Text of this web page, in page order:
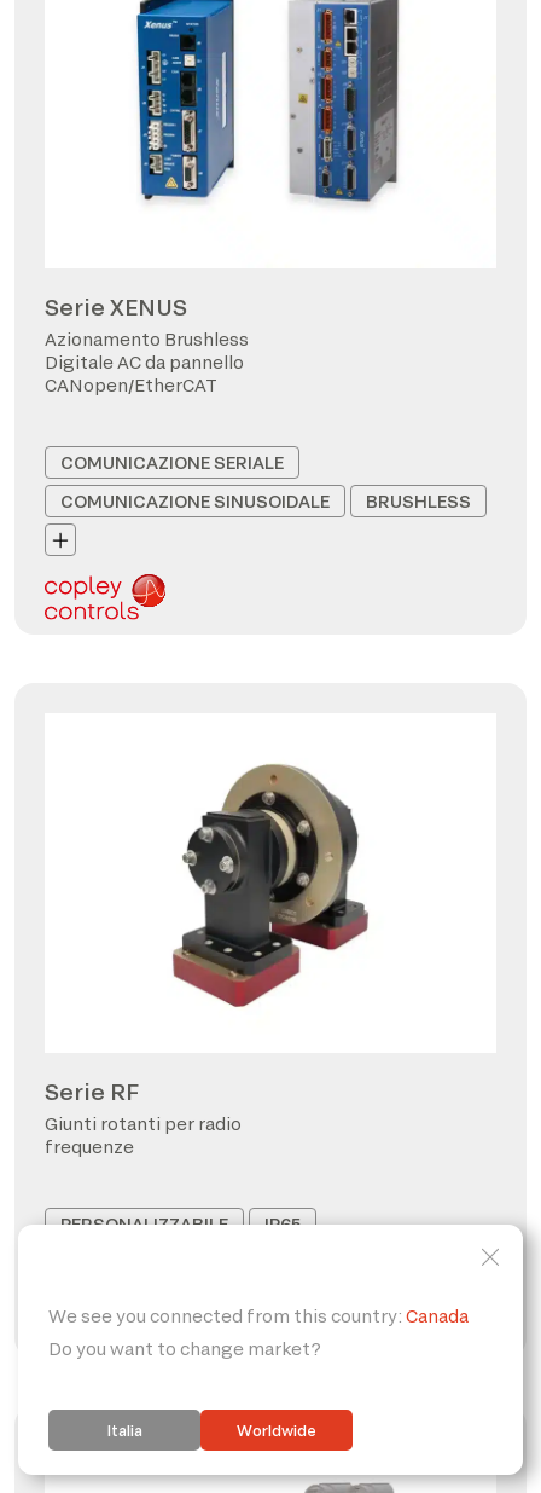
Serie XENUS
Azionamento Brushless
Digitale AC da pannello
CANopen/EtherCAT
COMUNICAZIONE SERIALE
COMUNICAZIONE SINUSOIDALE
BRUSHLESS
Serie RF
Giunti rotanti per radio
frequenze
PERSONALIZZABILE
IP65